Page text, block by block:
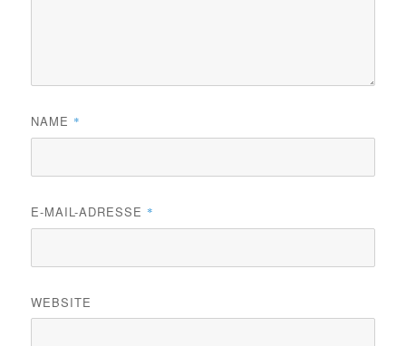
NAME *
E-MAIL-ADRESSE *
WEBSITE